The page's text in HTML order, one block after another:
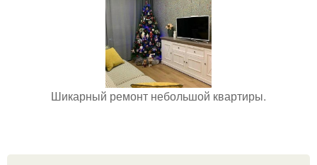
Шикарный ремонт небольшой квартиры.